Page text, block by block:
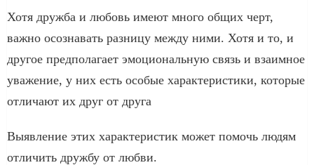
Хотя дружба и любовь имеют много общих черт,
важно осознавать разницу между ними. Хотя и то, и
другое предполагает эмоциональную связь и взаимное
уважение, у них есть особые характеристики, которые
отличают их друг от друга
Выявление этих характеристик может помочь людям
отличить дружбу от любви.